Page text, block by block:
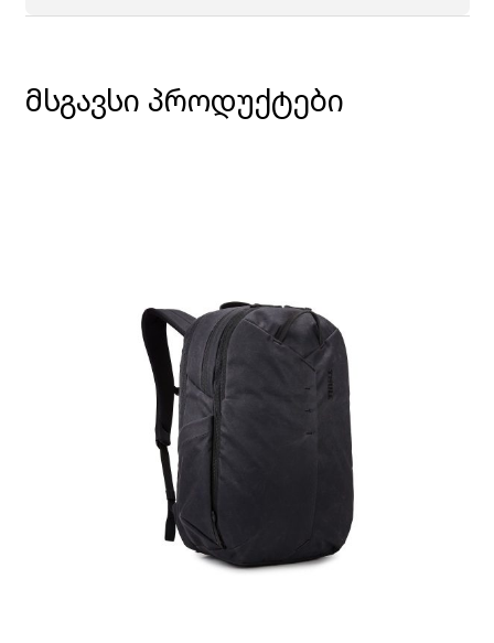
მსგავსი პროდუქტები